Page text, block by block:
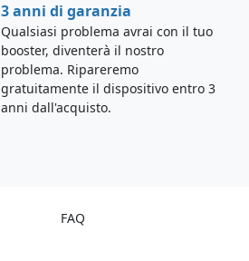
3 anni di garanzia
Qualsiasi problema avrai con il tuo
booster, diventerà il nostro
problema. Ripareremo
gratuitamente il dispositivo entro 3
anni dall'acquisto.
FAQ